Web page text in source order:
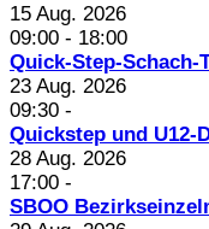
15 Aug. 2026
09:00 - 18:00
Quick-Step-Schach-
23 Aug. 2026
09:30 -
Quickstep und U12-
28 Aug. 2026
17:00 -
SBOO